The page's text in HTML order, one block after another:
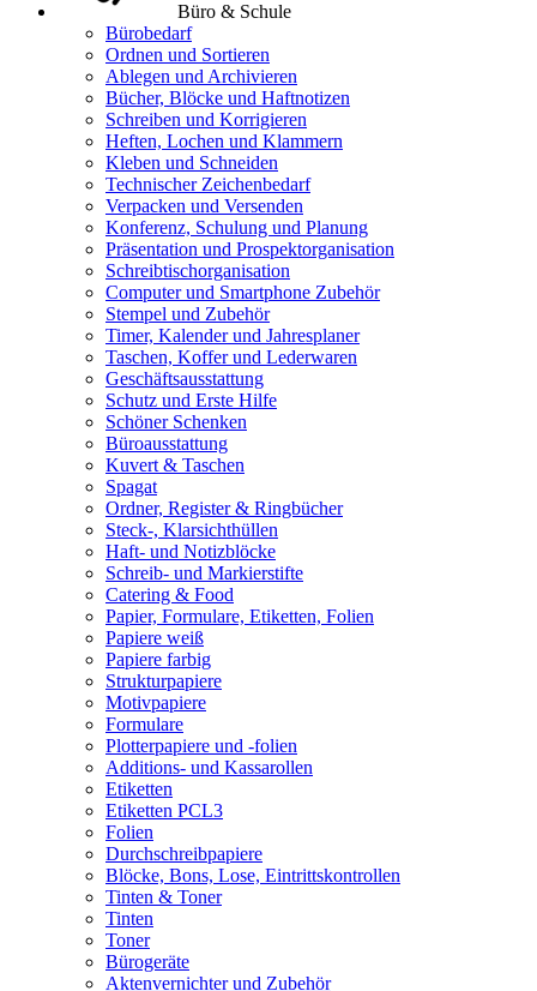
Büro & Schule
Bürobedarf
Ordnen und Sortieren
Ablegen und Archivieren
Bücher, Blöcke und Haftnotizen
Schreiben und Korrigieren
Heften, Lochen und Klammern
Kleben und Schneiden
Technischer Zeichenbedarf
Verpacken und Versenden
Konferenz, Schulung und Planung
Präsentation und Prospektorganisation
Schreibtischorganisation
Computer und Smartphone Zubehör
Stempel und Zubehör
Timer, Kalender und Jahresplaner
Taschen, Koffer und Lederwaren
Geschäftsausstattung
Schutz und Erste Hilfe
Schöner Schenken
Büroausstattung
Kuvert & Taschen
Spagat
Ordner, Register & Ringbücher
Steck-, Klarsichthüllen
Haft- und Notizblöcke
Schreib- und Markierstifte
Catering & Food
Papier, Formulare, Etiketten, Folien
Papiere weiß
Papiere farbig
Strukturpapiere
Motivpapiere
Formulare
Plotterpapiere und -folien
Additions- und Kassarollen
Etiketten
Etiketten PCL3
Folien
Durchschreibpapiere
Blöcke, Bons, Lose, Eintrittskontrollen
Tinten & Toner
Tinten
Toner
Bürogeräte
Aktenvernichter und Zubehör